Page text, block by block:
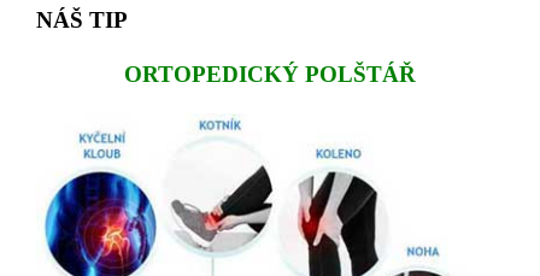
NÁŠ TIP
ORTOPEDICKÝ POLŠTÁŘ